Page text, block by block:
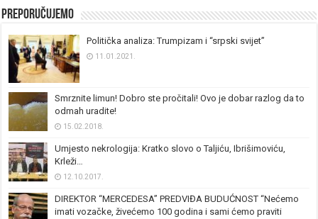
Preporučujemo
Politička analiza: Trumpizam i “srpski svijet”
11.01.2021.
Smrznite limun! Dobro ste pročitali! Ovo je dobar razlog da to
odmah uradite!
15.02.2018.
Umjesto nekrologija: Kratko slovo o Taljiću, Ibrišimoviću,
Krleži…
12.10.2017.
DIREKTOR “MERCEDESA” PREDVIĐA BUDUĆNOST “Nećemo
imati vozačke, živećemo 100 godina i sami ćemo praviti